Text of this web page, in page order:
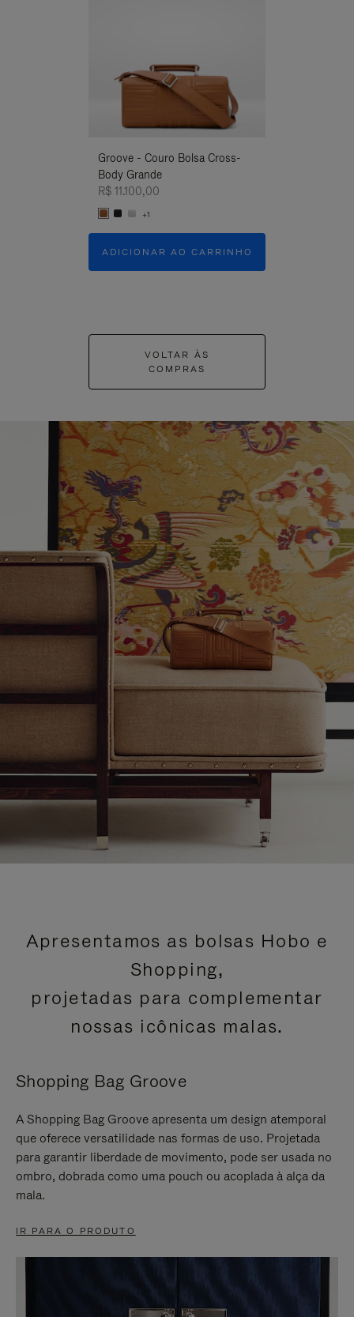
Groove - Couro Bolsa Cross-
Body Grande
R$ 11.100,00
+1
ADICIONAR AO CARRINHO
VOLTAR ÀS
COMPRAS
Apresentamos as bolsas Hobo e
Shopping,
projetadas para complementar
nossas icônicas malas.
Shopping Bag Groove
A Shopping Bag Groove apresenta um design atemporal
que oferece versatilidade nas formas de uso. Projetada
para garantir liberdade de movimento, pode ser usada no
ombro, dobrada como uma pouch ou acoplada à alça da
mala.
IR PARA O PRODUTO